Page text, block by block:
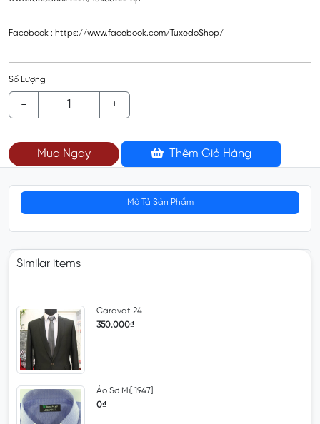
Facebook : https://www.facebook.com/TuxedoShop/
Số Lượng
- +
Mua Ngay Thêm Giỏ Hàng
Mô Tả Sản Phẩm
Similar items
Caravat 24
350.000₫
Áo Sơ Mi[ 1947]
0₫